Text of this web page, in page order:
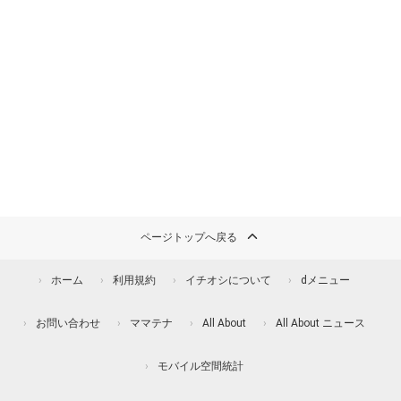
ページトップへ戻る
ホーム 利用規約 イチオシについて dメニュー
お問い合わせ ママテナ All About All About ニュース
モバイル空間統計